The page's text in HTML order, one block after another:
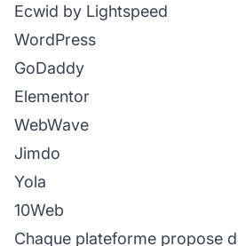
Ecwid by Lightspeed
WordPress
GoDaddy
Elementor
WebWave
Jimdo
Yola
10Web
Chaque plateforme propose